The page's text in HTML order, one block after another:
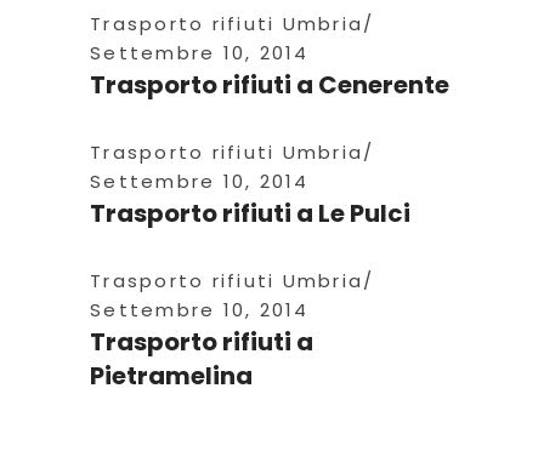
Trasporto rifiuti Umbria
Settembre 10, 2014
Trasporto rifiuti a Cenerente
Trasporto rifiuti Umbria
Settembre 10, 2014
Trasporto rifiuti a Le Pulci
Trasporto rifiuti Umbria
Settembre 10, 2014
Trasporto rifiuti a
Pietramelina